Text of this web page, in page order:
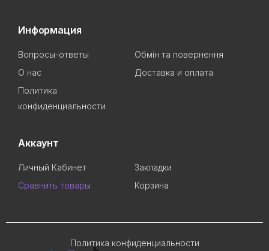
Информация
Вопросы-ответы
Обмін та повернення
О нас
Доставка и оплата
Политика
конфиденциальности
Аккаунт
Личный Кабинет
Закладки
Сравнить товары
Корзина
Политика конфиденциальности